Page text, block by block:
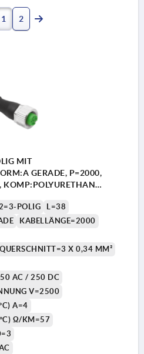
1 2
MIT
GERADE, P=2000,
KOMP:POLYURETHAN
POLIG
L=38
KABELLÄNGE=2000
X 0,34 MM²
AC / 250 DC
V=2500
A=4
°C) Ω/KM=57